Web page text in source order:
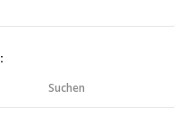
Suchen